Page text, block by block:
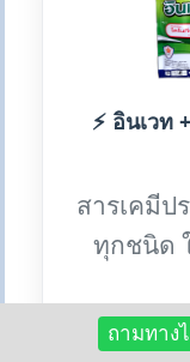
⚡ อินเวท
สารเคมีป
ทุกชนิด
💎 เหตุผลที่ใ
ถามทาง